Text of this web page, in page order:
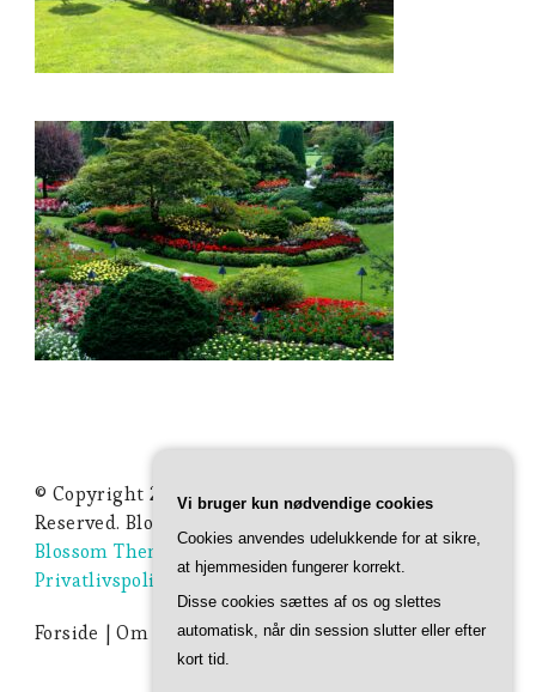
© Copyright 2026 Ideer Til Haven
. All Rights
Reserved.Blossom Studio | Developed By
Blossom Themes. Powered byWordPress .
Privatlivspolitik
Forside Om Ideer-til-haven.dk Privatlivspolitik
Vi bruger kun nødvendige cookies
Cookies anvendes udelukkende for at sikre,
at hjemmesiden fungerer korrekt.
Disse cookies sættes af os og slettes
automatisk, når din session slutter eller efter
kort tid.